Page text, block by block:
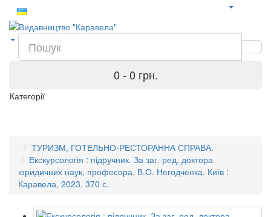
0 - 0 грн.
Категорії
ТУРИЗМ, ГОТЕЛЬНО-РЕСТОРАННА СПРАВА.
Екскурсологія : підручник. За заг. ред. доктора
юридичних наук, професора, В.О. Негодченка. Київ :
Каравела, 2023. 370 с.